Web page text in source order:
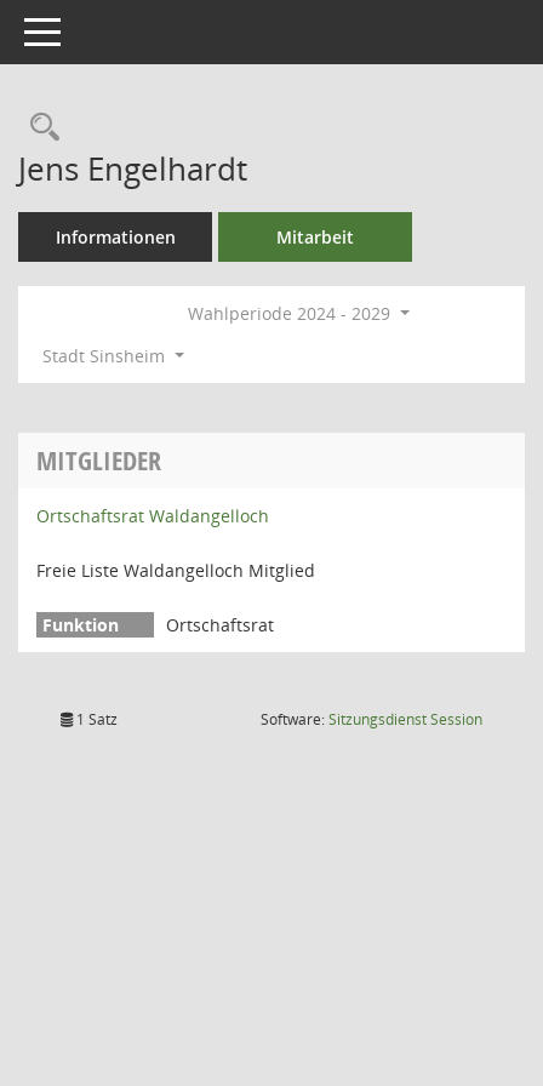
Toggle navigation
Rechercheauswahl
Jens Engelhardt
Informationen Mitarbeit
Wahlperiode 2024 - 2029
Stadt Sinsheim
MITGLIEDER
Ortschaftsrat Waldangelloch
Freie Liste Waldangelloch Mitglied
Ortschaftsrat
1 Satz Software:SitzungsdienstSession(Wird in